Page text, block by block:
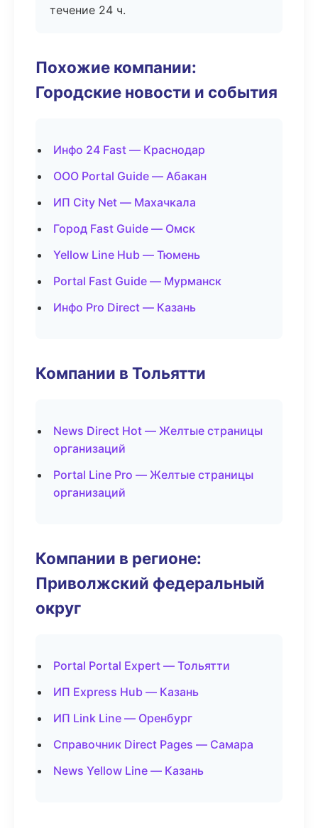
течение 24 ч.
Похожие компании:
Городские новости и события
Инфо 24 Fast — Краснодар
ООО Portal Guide — Абакан
ИП City Net — Махачкала
Город Fast Guide — Омск
Yellow Line Hub — Тюмень
Portal Fast Guide — Мурманск
Инфо Pro Direct — Казань
Компании в Тольятти
News Direct Hot — Желтые страницы
организаций
Portal Line Pro — Желтые страницы
организаций
Компании в регионе:
Приволжский федеральный
округ
Portal Portal Expert — Тольятти
ИП Express Hub — Казань
ИП Link Line — Оренбург
Справочник Direct Pages — Самара
News Yellow Line — Казань